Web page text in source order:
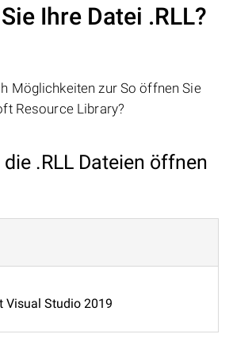
Ihre Datei .RLL?
Möglichkeiten zur So öffnen Sie
Resource Library?
.RLL Dateien öffnen
Visual Studio 2019